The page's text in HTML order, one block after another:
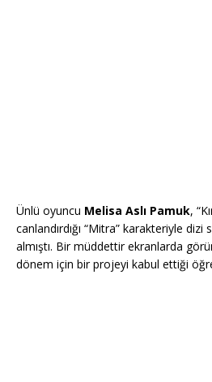
Ünlü oyuncu Melisa Aslı Pamuk,
canlandırdığı “Mitra” karakteriyle
almıştı. Bir müddettir ekranlarda
dönem için bir projeyi kabul ettiği